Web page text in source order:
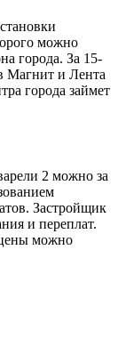
можно
города. За 15-
Магнит и Лента
города займет
2 можно за
Застройщик
и переплат.
можно